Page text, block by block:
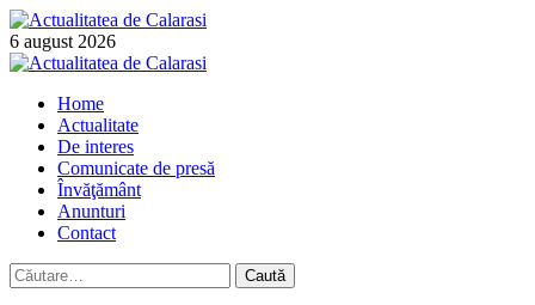
Skip
to
content
6 august 2026
Primary
Home
Actualitate
De interes
Comunicate de presă
Învăţământ
Anunturi
Contact
Caută
după: